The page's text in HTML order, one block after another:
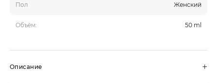
Пол Женский
Объём: 50 ml
Описание +